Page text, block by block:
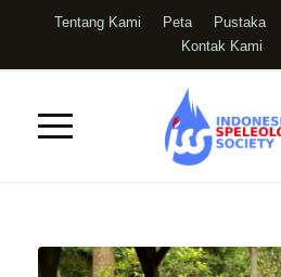
Tentang Kami Peta Pustaka
Kontak Kami